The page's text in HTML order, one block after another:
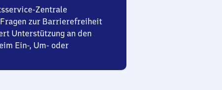
Zentrale
zur Barrierefreiheit
Unterstützung an den
Ein-, Um- oder